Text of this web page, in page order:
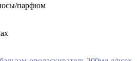
парфюм